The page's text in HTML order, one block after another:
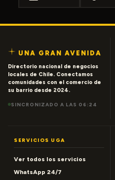
UNA GRAN AVENIDA
Directorio nacional de negocios
locales de Chile. Conectamos
comunidades con el comercio de
su barrio desde 2024.
SINCRONIZADO A LAS 06:24
SERVICIOS UGA
Ver todos los servicios
WhatsApp 24/7